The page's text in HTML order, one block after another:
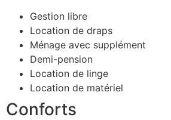
Gestion libre
Location de draps
Ménage avec supplément
Demi-pension
Location de linge
Location de matériel
Conforts